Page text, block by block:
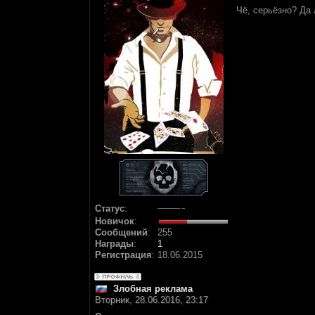
Статус:
Новичок:
Сообщений:
255
Награды:
1
Регистрация: 18.06.2015
Чё, серьёзно? Да
Злобная реклама
Вторник, 28.06.2016, 23:17